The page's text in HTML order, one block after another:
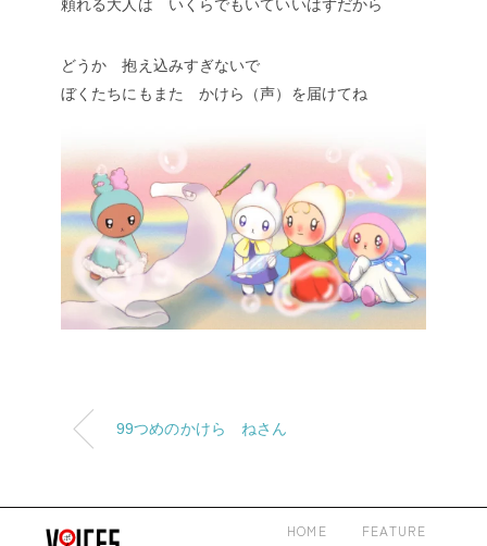
頼れる大人は いくらでもいていいはずだから
どうか 抱え込みすぎないで
ぼくたちにもまた かけら（声）を届けてね
99つめのかけら ⁠ねさん
HOME
FEATURE